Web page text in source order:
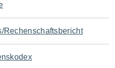
Rechenschaftsbericht